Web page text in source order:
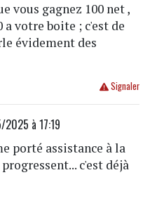
vous gagnez 100 net ,
a votre boite ; c'est de
évidement des
Signaler
à 17:19
porté assistance à la
c'est déjà